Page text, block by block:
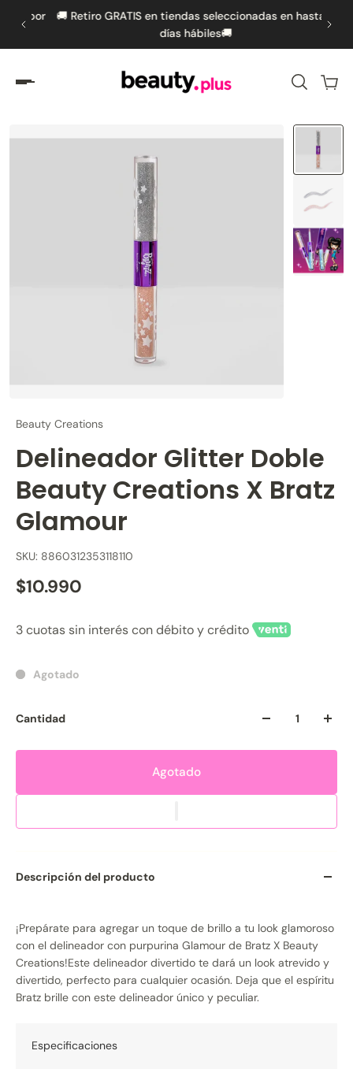
al contenido
🚚 Retiro GRATIS en tiendas seleccionadas en hasta 5
días hábiles🚚
Beauty Creations
Delineador Glitter Doble
Beauty Creations X Bratz
Glamour
SKU: 8860312353118110
$10.990
3 cuotas sin interés con débito y crédito
Agotado
Cantidad
Agotado
Descripción del producto
¡Prepárate para agregar un toque de brillo a tu look glamoroso
con el delineador con purpurina Glamour de Bratz X Beauty
Creations!Este delineador divertido te dará un look atrevido y
divertido, perfecto para cualquier ocasión. Deja que el espíritu
Bratz brille con este delineador único y peculiar.
Especificaciones